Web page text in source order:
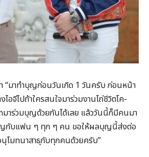
“มาทำบุญก่อนวันเกิด 1 วันครับ ก่อนหน้า
จีไปถ้าใครสนใจมาร่วมงานไถ่ชีวิตโค-
มาร่วมบุญด้วยกันได้เลย แล้ววันนี้ก็มีคนมา
ญกับแฟน ๆ ทุก ๆ คน ขอให้ผลบุญนี้ส่งต่อ
โมทนาสาธุกับทุกคนด้วยครับ”